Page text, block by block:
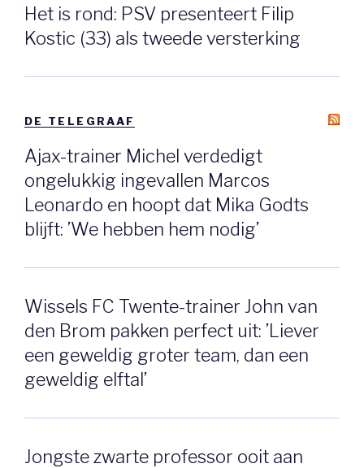
Het is rond: PSV presenteert Filip
Kostic (33) als tweede versterking
DE TELEGRAAF
Ajax-trainer Michel verdedigt
ongelukkig ingevallen Marcos
Leonardo en hoopt dat Mika Godts
blijft: ’We hebben hem nodig’
Wissels FC Twente-trainer John van
den Brom pakken perfect uit: ’Liever
een geweldig groter team, dan een
geweldig elftal’
Jongste zwarte professor ooit aan